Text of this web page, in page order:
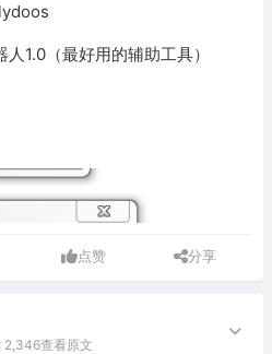
1.0（最好用的辅助工具）
点赞 分享
2,346查看原文